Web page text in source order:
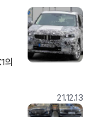
21.12.13